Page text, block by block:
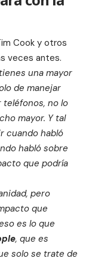
Cook y otros
veces antes.
una mayor
de manejar
teléfonos, no lo
mayor. Y tal
cuando habló
habló sobre
que podría
pero
que
es lo que
, que es
solo se trate de